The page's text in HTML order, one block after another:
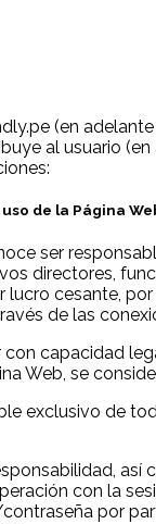
(en
al usuario
de la Página
ser
directores,
cesante,
de las
con capacidad
Web, se
exclusivo de
con la
por